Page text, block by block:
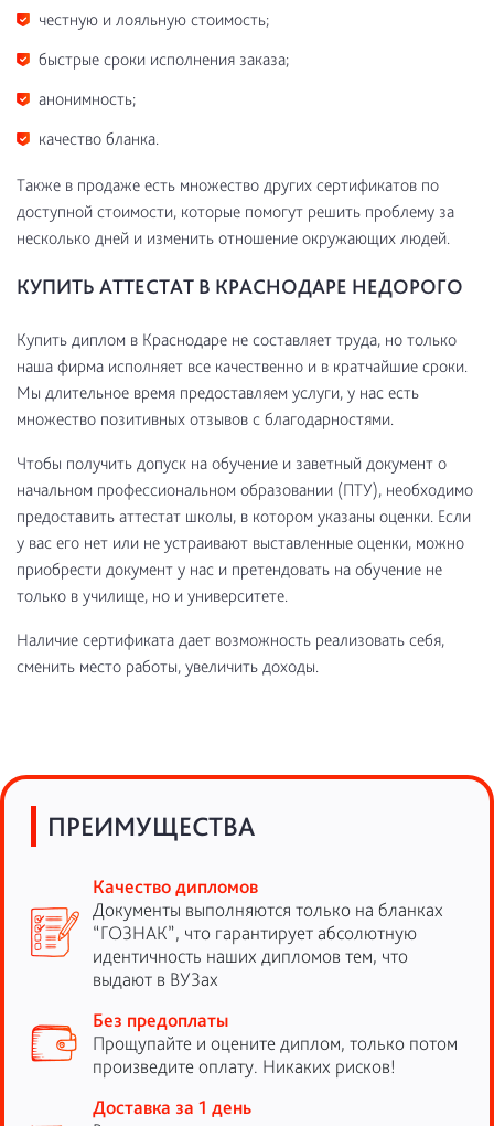
честную и лояльную стоимость;
быстрые сроки исполнения заказа;
анонимность;
качество бланка.
Также в продаже есть множество других сертификатов по
доступной стоимости, которые помогут решить проблему за
несколько дней и изменить отношение окружающих людей.
КУПИТЬ АТТЕСТАТ В КРАСНОДАРЕ НЕДОРОГО
Купить диплом в Краснодаре не составляет труда, но только
наша фирма исполняет все качественно и в кратчайшие сроки.
Мы длительное время предоставляем услуги, у нас есть
множество позитивных отзывов с благодарностями.
Чтобы получить допуск на обучение и заветный документ о
начальном профессиональном образовании (ПТУ), необходимо
предоставить аттестат школы, в котором указаны оценки. Если
у вас его нет или не устраивают выставленные оценки, можно
приобрести документ у нас и претендовать на обучение не
только в училище, но и университете.
Наличие сертификата дает возможность реализовать себя,
сменить место работы, увеличить доходы.
ПРЕИМУЩЕСТВА
Качество дипломов
Документы выполняются только на бланках
“ГОЗНАК”, что гарантирует абсолютную
идентичность наших дипломов тем, что
выдают в ВУЗах
Без предоплаты
Прощупайте и оцените диплом, только потом
произведите оплату. Никаких рисков!
Доставка за 1 день